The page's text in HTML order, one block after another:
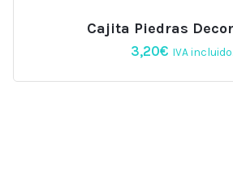
Cajita Piedras
3,20€ IVA incluido.